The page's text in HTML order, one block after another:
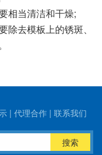
当清洁和干燥;
去模板上的锈斑、
| 代理合作 | 联系我们
搜索